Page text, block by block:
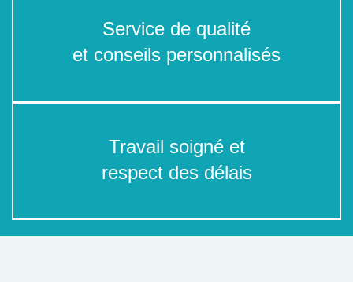
Service de qualité
et conseils personnalisés
Travail soigné et
respect des délais